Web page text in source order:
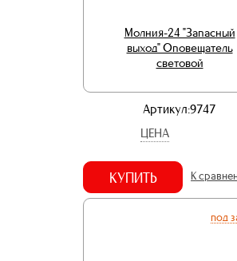
Молния-24 "Запасный
выход" Оповещатель
световой
Артикул:9747
ЦЕНА
КУПИТЬ К
под